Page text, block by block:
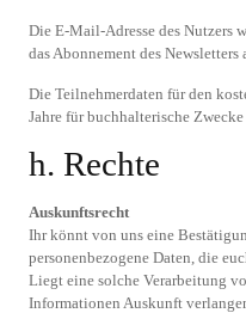
Die E-Mail-Adresse des Nutzers
das Abonnement des
Die Teilnehmerdaten für den
Jahre für buchhalterische
h. Rechte
Auskunftsrecht
Ihr könnt von uns eine
personenbezogene Daten, die
Liegt eine solche Verarbeitung
Informationen Auskunft